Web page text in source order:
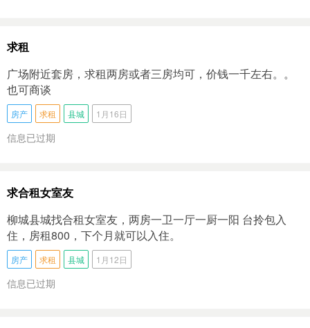
求租
广场附近套房，求租两房或者三房均可，价钱一千左右。。
也可商谈
房产 求租 县城 1月16日
信息已过期
求合租女室友
柳城县城找合租女室友，两房一卫一厅一厨一阳 台拎包入
住，房租800，下个月就可以入住。
房产 求租 县城 1月12日
信息已过期